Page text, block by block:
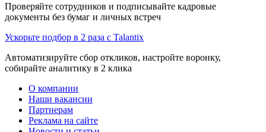
Проверяйте сотрудников и подписывайте кадровые
документы без бумаг и личных встреч
Ускорьте подбор в 2 раза с Talantix
Автоматизируйте сбор откликов, настройте воронку,
собирайте аналитику в 2 клика
О компании
Наши вакансии
Партнерам
Реклама на сайте